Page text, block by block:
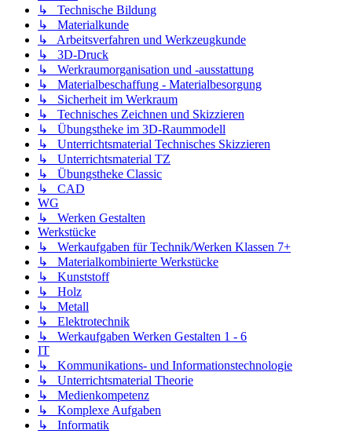
↳ Technische Bildung
↳ Materialkunde
↳ Arbeitsverfahren und Werkzeugkunde
↳ 3D-Druck
↳ Werkraumorganisation und -ausstattung
↳ Materialbeschaffung - Materialbesorgung
↳ Sicherheit im Werkraum
↳ Technisches Zeichnen und Skizzieren
↳ Übungstheke im 3D-Raummodell
↳ Unterrichtsmaterial Technisches Skizzieren
↳ Unterrichtsmaterial TZ
↳ Übungstheke Classic
↳ CAD
WG
↳ Werken Gestalten
Werkstücke
↳ Werkaufgaben für Technik/Werken Klassen 7+
↳ Materialkombinierte Werkstücke
↳ Kunststoff
↳ Holz
↳ Metall
↳ Elektrotechnik
↳ Werkaufgaben Werken Gestalten 1 - 6
IT
↳ Kommunikations- und Informationstechnologie
↳ Unterrichtsmaterial Theorie
↳ Medienkompetenz
↳ Komplexe Aufgaben
↳ Informatik